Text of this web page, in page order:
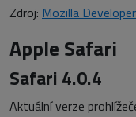
Zdroj: Mozilla
Apple Safari
Safari 4.0.4
Aktuální verze